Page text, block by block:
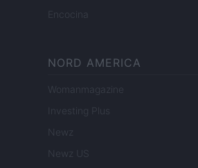
Encocina
NORD AMERICA
Womanmagazine
Investing Plus
Newz
Newz US